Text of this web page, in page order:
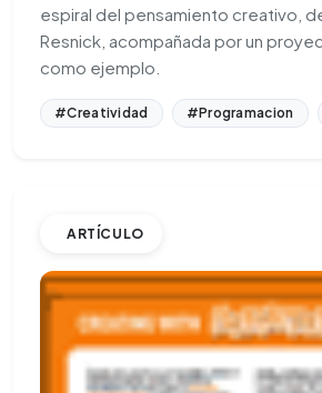
espiral del pensamiento creativo,
Resnick, acompañada por un
como ejemplo.
#Creatividad #Programacion
ARTÍCULO